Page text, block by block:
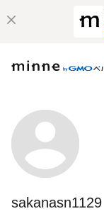
sakanasn1129